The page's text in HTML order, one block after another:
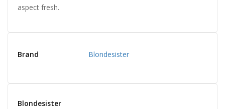
aspect fresh.
Brand Blondesister
Blondesister